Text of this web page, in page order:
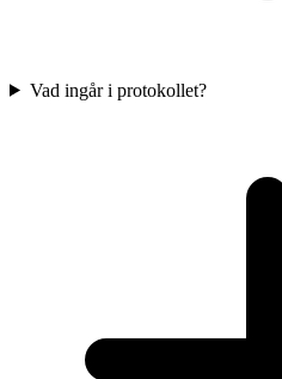
Vad ingår i protokollet?